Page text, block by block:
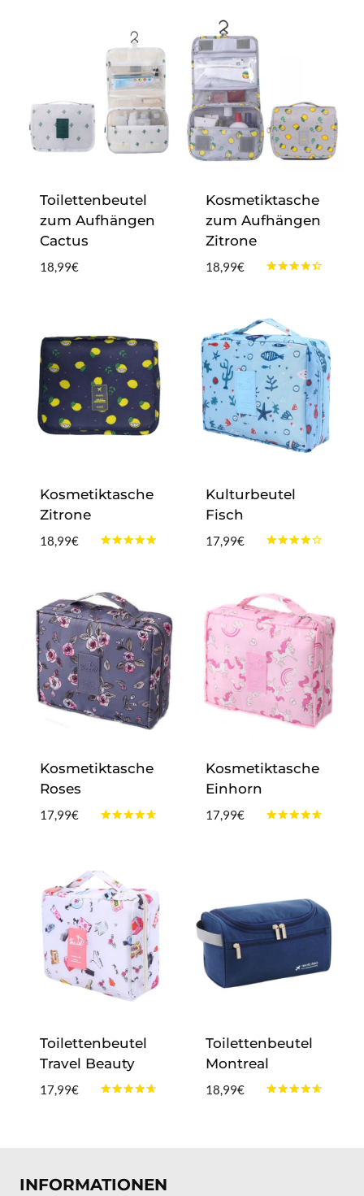
Toilettenbeutel
zum Aufhängen
Cactus
18,99€
Kosmetiktasche
zum Aufhängen
Zitrone
von 5
18,99€
Kosmetiktasche
Zitrone
von 5
18,99€
Kulturbeutel
Fisch
von 5
17,99€
Kosmetiktasche
Roses
17,99€
Kosmetiktasche
Einhorn
17,99€
Toilettenbeutel
Travel Beauty
17,99€
Toilettenbeutel
Montreal
18,99€
INFORMATIONEN